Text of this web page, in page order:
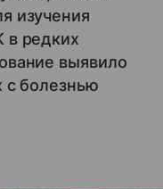
изучения
в редких
выявило
с болезнью